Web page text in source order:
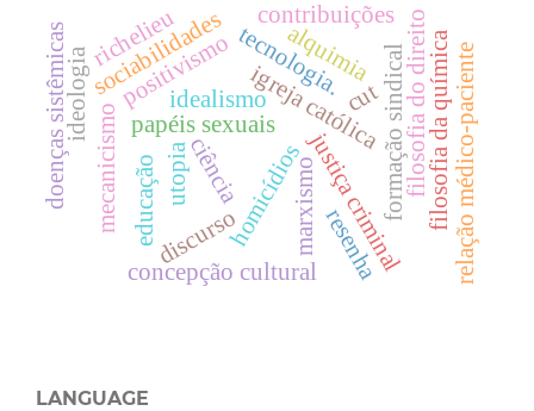
igreja católicaformação sindical
cut
homicídios
papéis sexuais
justiça criminal
filosofia do direito
marxismo
idealismo
ciência
tecnologia.
utopia
positivismo
educação
sociabilidades
discurso
concepção cultural
filosofia da química
alquimia
mecanicismo relação médico-paciente
ideologia
contribuições
richelieu
resenha
doenças sistêmicas
LANGUAGE